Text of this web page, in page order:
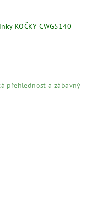
KOČKY CWG5140
přehlednost a zábavný